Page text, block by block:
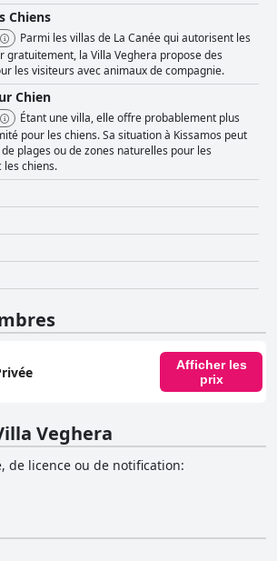
Chiens
Parmi les villas de La Canée qui autorisent les
gratuitement, la Villa Veghera propose des
les visiteurs avec animaux de compagnie.
Chien
Étant une villa, elle offre probablement plus
pour les chiens. Sa situation à Kissamos peut
plages ou de zones naturelles pour les
les chiens.
Afficher les
prix
Veghera
de licence ou de notification: